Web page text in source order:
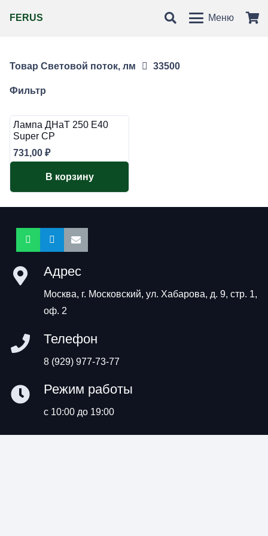
FERUS Меню
Товар Световой поток, лм 33500
Фильтр
Лампа ДНаТ 250 Е40
Super СР
731,00 ₽
В корзину
Адрес
Москва, г. Московский, ул. Хабарова, д. 9, стр. 1,
оф. 2
Телефон
8 (929) 977-73-77
Режим работы
с 10:00 до 19:00